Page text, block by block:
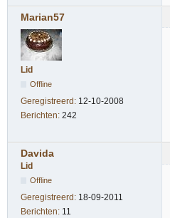
Marian57
Lid
Offline
Geregistreerd: 12-10-2008
Berichten: 242
Davida
Lid
Offline
Geregistreerd: 18-09-2011
Berichten: 11